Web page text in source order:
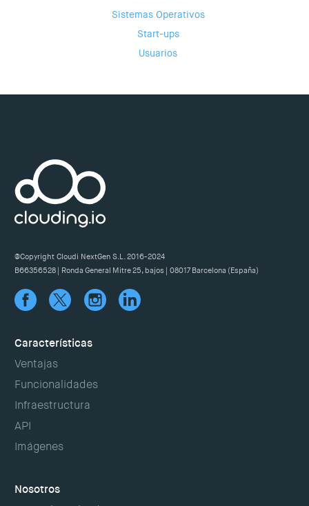
Sistemas Operativos
Start-ups
Usuarios
@Copyright Cloudi NextGen S.L. 2016-2024
B66356528 | Ronda General Mitre 25, bajos | 08017 Barcelona (España)
Características
Ventajas
Funcionalidades
Infraestructura
API
Imágenes
Nosotros